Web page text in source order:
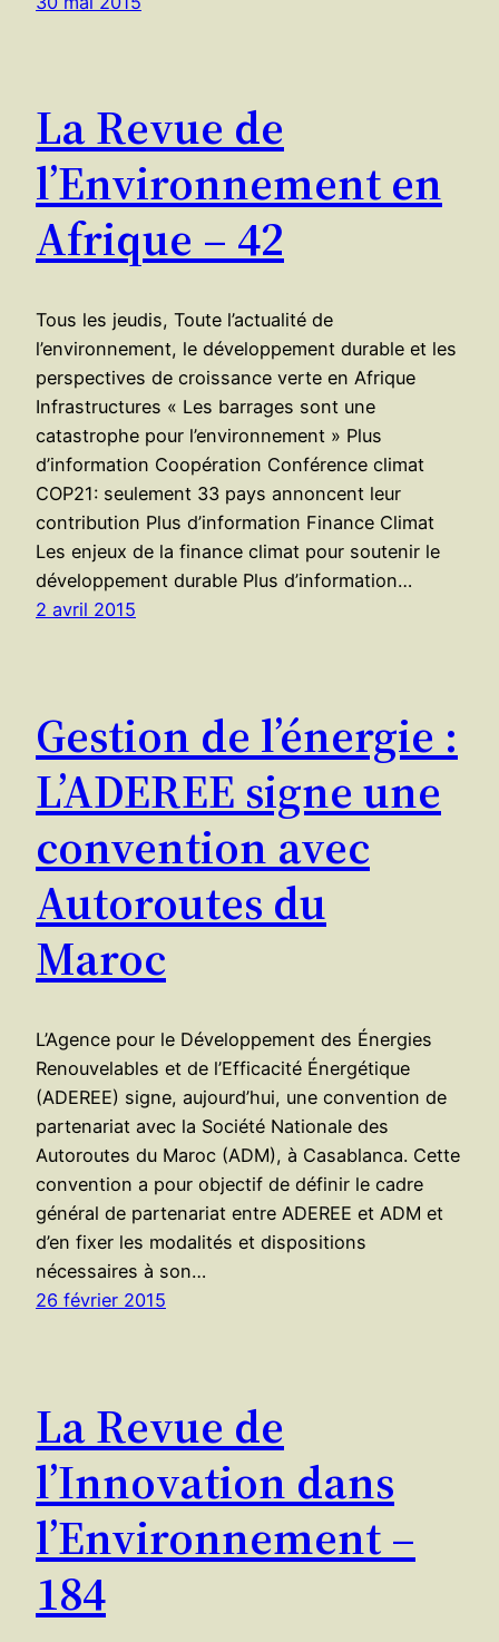
La Revue de
l’Environnement en
Afrique – 42
Tous les jeudis, Toute l’actualité de
l’environnement, le développement durable et les
perspectives de croissance verte en Afrique
Infrastructures « Les barrages sont une
catastrophe pour l’environnement » Plus
d’information Coopération Conférence climat
COP21: seulement 33 pays annoncent leur
contribution Plus d’information Finance Climat
Les enjeux de la finance climat pour soutenir le
développement durable Plus d’information…
2 avril 2015
Gestion de l’énergie :
L’ADEREE signe une
convention avec
Autoroutes du
Maroc
L’Agence pour le Développement des Énergies
Renouvelables et de l’Efficacité Énergétique
(ADEREE) signe, aujourd’hui, une convention de
partenariat avec la Société Nationale des
Autoroutes du Maroc (ADM), à Casablanca. Cette
convention a pour objectif de définir le cadre
général de partenariat entre ADEREE et ADM et
d’en fixer les modalités et dispositions
nécessaires à son…
26 février 2015
La Revue de
l’Innovation dans
l’Environnement –
184